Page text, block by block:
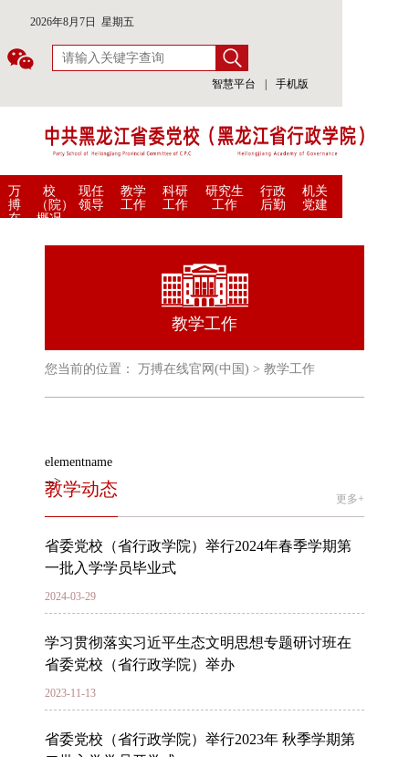
2026年8月7日 星期五
智慧平台 手机版
万
搏
在
校
（院）
概况
现任
领导
教学
工作
科研
工作
研究生
工作
行政
后勤
机关
党建
教学工作
您当前的位置： 万搏在线官网(中国) > 教学工作
elementname
-->
教学动态 更多+
省委党校（省行政学院）举行2024年春季学期第
一批入学学员毕业式
2024-03-29
学习贯彻落实习近平生态文明思想专题研讨班在
省委党校（省行政学院）举办
2023-11-13
省委党校（省行政学院）举行2023年 秋季学期第